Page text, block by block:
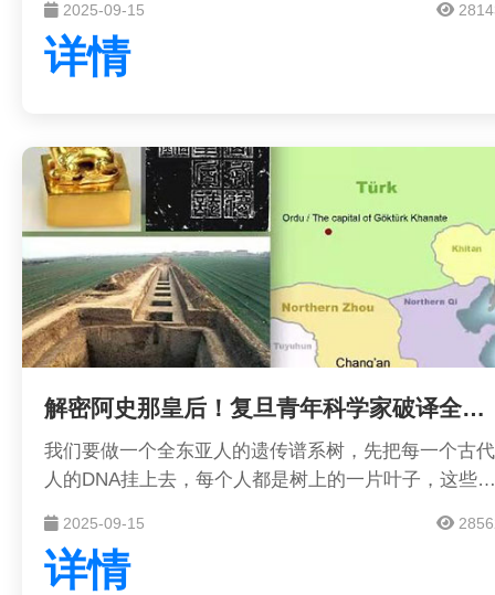
国空间站VR漫游系统……11月16日，中国航天博物馆
正式开馆，首次全系统展示中国航天全貌、全方位展示
航天历史与成就，为公众提供感受航天技术及文化的平
2025-09-15
详情
解密阿史那皇后！复旦青年科学家破译全球首例古突厥皇室基因组
我们要做一个全东亚人的遗传谱系树，先把每一个古代
人的DNA挂上去，每个人都是树上的一片叶子，这些人
的联系，这就是我们中华民族的“大家谱”。用DNA做家
谱，这是一件很酷的事情。
2025-09-15
详情